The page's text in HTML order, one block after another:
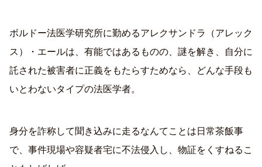
ボルドー法医学研究所に勤めるアレクサンドラ（アレック
ス）・エールは、有能ではあるものの、謎を解き、自分に
託された被害者に正義をもたらすためなら、どんな手段も
いとわないタイプの法医学者。
身分を詐称して聞き込みに走るなんてことは日常茶飯事
で、事件現場や容疑者宅に不法侵入し、物証をくすねるこ